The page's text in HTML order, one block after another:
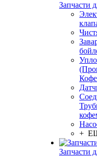
Запчасти
+
Запчасти